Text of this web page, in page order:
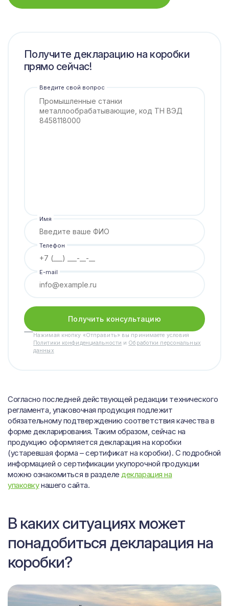
Получите декларацию на коробки
прямо сейчас!
Введите свой вопрос
Имя
Телефон
E-mail
Нажимая кнопку «Отправить» вы принимаете условия
Политики конфиденциальности и Обработки персональных
данных
Получить консультацию
Согласно последней действующей редакции технического
регламента, упаковочная продукция подлежит
обязательному подтверждению соответствия качества в
форме декларирования. Таким образом, сейчас на
продукцию оформляется декларация на коробки
(устаревшая форма – сертификат на коробки). С подробной
информацией о сертификации укупорочной продукции
можно ознакомиться в разделедекларация на
упаковкунашего сайта.
В каких ситуациях может
понадобиться декларация на
коробки?